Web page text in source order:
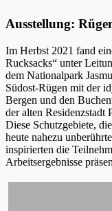
Ausstellung:
Im Herbst 2021 fand
Rucksacks“ unter
dem Nationalpark
Südost-Rügen mit der
Bergen und den
der alten Residenzstadt
Diese Schutzgebiete,
heute nahezu
inspirierten die
Arbeitsergebnisse